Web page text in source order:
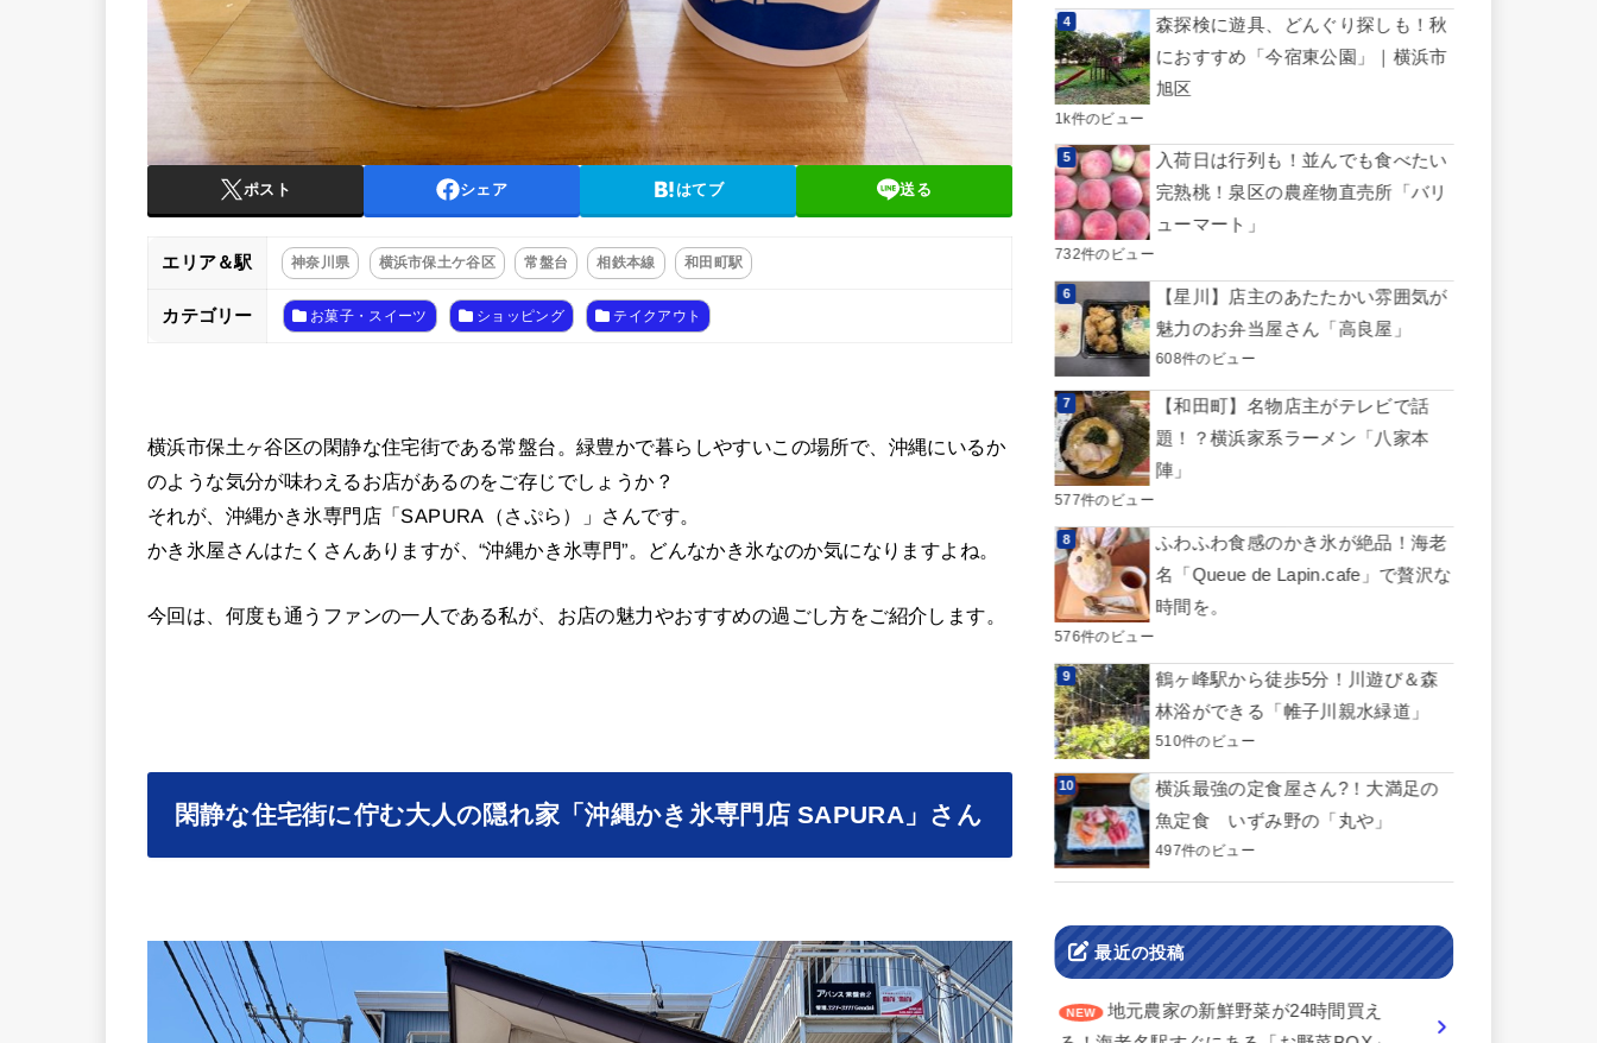
ポスト シェア はてブ 送る
エリア＆駅 神奈川県 横浜市保土ケ谷区 常盤台 相鉄本線 和田町駅
カテゴリー お菓子・スイーツ ショッピング テイクアウト
横浜市保土ヶ谷区の閑静な住宅街である常盤台。緑豊かで暮らしやすいこの場所で、沖縄にいるか
のような気分が味わえるお店があるのをご存じでしょうか？
それが、沖縄かき氷専門店「SAPURA（さぷら）」さんです。
かき氷屋さんはたくさんありますが、“沖縄かき氷専門”。どんなかき氷なのか気になりますよね。
今回は、何度も通うファンの一人である私が、お店の魅力やおすすめの過ごし方をご紹介します。
閑静な住宅街に佇む大人の隠れ家「沖縄かき氷専門店 SAPURA」さん
森探検に遊具、どんぐり探しも！秋
におすすめ「今宿東公園」｜横浜市
旭区
1k件のビュー
入荷日は行列も！並んでも食べたい
完熟桃！泉区の農産物直売所「バリ
ューマート」
732件のビュー
【星川】店主のあたたかい雰囲気が
魅力のお弁当屋さん「高良屋」
608件のビュー
【和田町】名物店主がテレビで話
題！？横浜家系ラーメン「八家本
陣」
577件のビュー
ふわふわ食感のかき氷が絶品！海老
名「Queue de Lapin.cafe」で贅沢な
時間を。
576件のビュー
鶴ヶ峰駅から徒歩5分！川遊び＆森
林浴ができる「帷子川親水緑道」
510件のビュー
横浜最強の定食屋さん?！大満足の
魚定食 いずみ野の「丸や」
497件のビュー
最近の投稿
地元農家の新鮮野菜が24時間買え